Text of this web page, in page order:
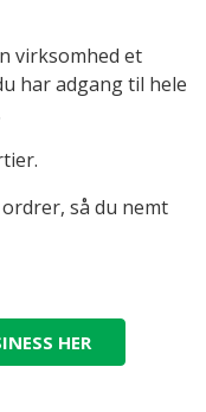
virksomhed et
har adgang til hele
så du nemt
HER